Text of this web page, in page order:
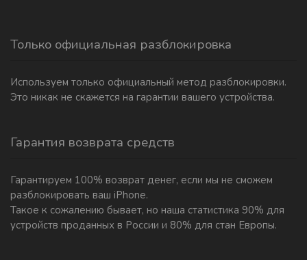
Только официальная разблокировка
Используем только официальный метод разблокировки.
Это никак не скажется на гарантии вашего устройства.
Гарантия возврата средств
Гарантируем 100% возврат денег, если мы не сможем
разблокировать ваш iPhone.
Такое к сожалению бывает, но наша статистика 90% для
устройств проданных в России и 80% для стан Европы.